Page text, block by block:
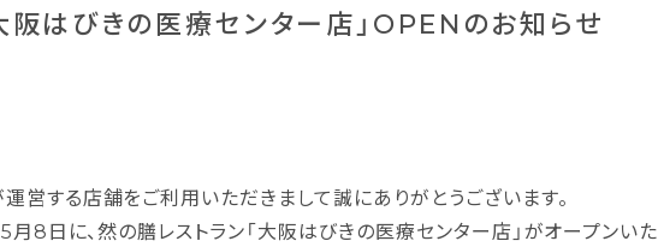
阪はびきの医療センター店」OPENのお知らせ
営する店舗をご利用いただきまして誠にありがとうございます。
8日に、然の膳レストラン「大阪はびきの医療センター店」がオープンいた